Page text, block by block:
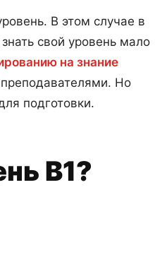
В этом случае в
свой уровень мало
на знание
Но
подготовки.
B1?